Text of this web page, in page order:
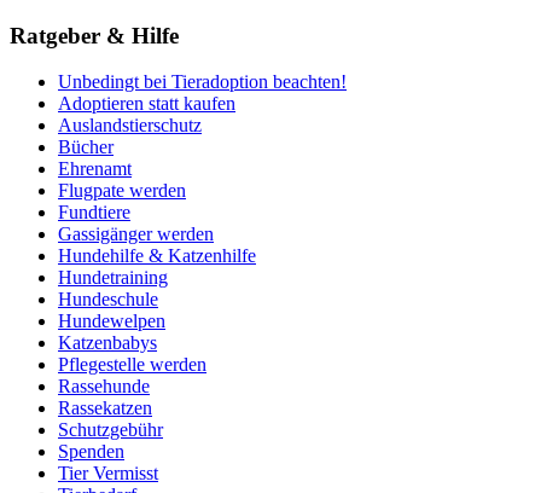
Ratgeber & Hilfe
Unbedingt bei Tieradoption beachten!
Adoptieren statt kaufen
Auslandstierschutz
Bücher
Ehrenamt
Flugpate werden
Fundtiere
Gassigänger werden
Hundehilfe & Katzenhilfe
Hundetraining
Hundeschule
Hundewelpen
Katzenbabys
Pflegestelle werden
Rassehunde
Rassekatzen
Schutzgebühr
Spenden
Tier Vermisst